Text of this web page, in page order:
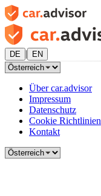
DE | EN
Über car.advisor
Impressum
Datenschutz
Cookie Richtlinien
Kontakt